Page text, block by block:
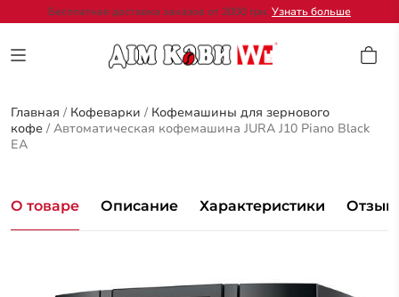
Бесплатная доставка заказов от 2000 грн. Узнать больше
Главная / Кофеварки / Кофемашины для зернового
кофе / Автоматическая кофемашина JURA J10 Piano Black
EA
О товаре Описание Характеристики